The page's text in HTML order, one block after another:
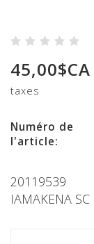
45,00$CA
taxes
Numéro de
l'article:
20119539
IAMAKENA SC